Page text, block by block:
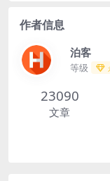
作者信息
泊客
等级
23090
文章